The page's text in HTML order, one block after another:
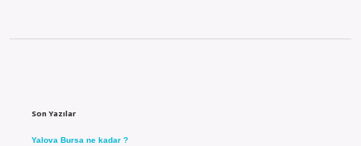
Son Yazılar
Yalova Bursa ne kadar ?